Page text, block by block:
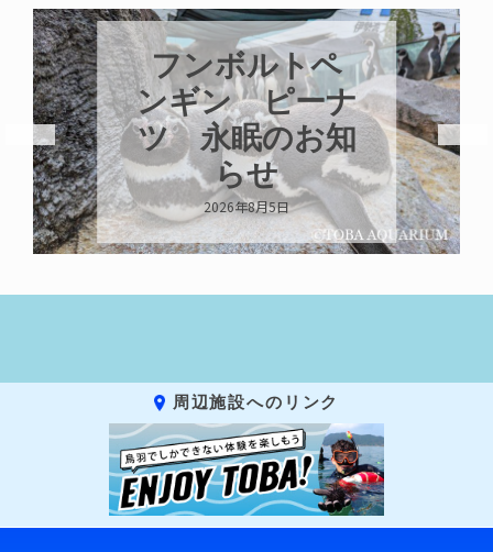
フンボルトペ
ンギン ピーナ
ツ 永眠のお知
らせ
2026年8月5日
周辺施設へのリンク